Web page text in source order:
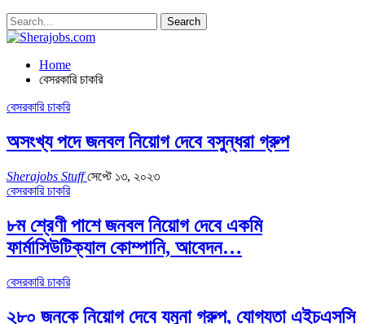
Home
বেসরকারি চাকরি
বেসরকারি চাকরি
অসংখ্য পদে জনবল নিয়োগ দেবে বসুন্ধরা গ্রুপ
Sherajobs Stuffসেপ্টে ১৩, ২০২৩
বেসরকারি চাকরি
৮ম শ্রেণী পাশে জনবল নিয়োগ দেবে একমি
ফার্মাসিউটিক্যাল কোম্পানি, আবেদন…
বেসরকারি চাকরি
২৮০ জনকে নিয়োগ দেবে যমুনা গ্রুপ, যোগ্যতা এইচএসসি